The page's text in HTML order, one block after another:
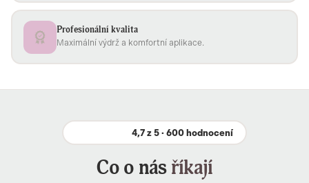
Profesionální kvalita
Maximální výdrž a komfortní aplikace.
4,7 z 5 · 600 hodnocení
Co o násříkají